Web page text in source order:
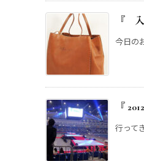
『
今日の
『
行って